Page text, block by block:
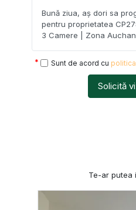
Sunt de acord cu
Solicită
Te-ar putea